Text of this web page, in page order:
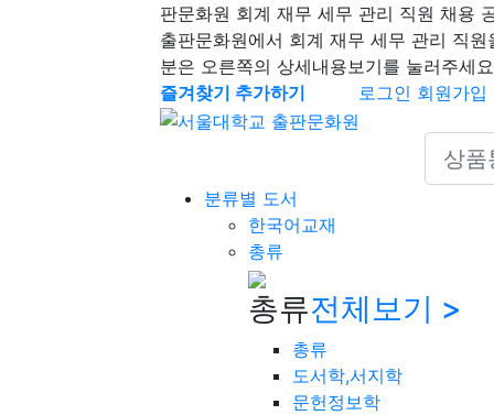
판문화원 회계 재무 세무 관리 직원 채용
출판문화원에서 회계 재무 세무 관리 직
분은 오른쪽의 상세내용보기를 눌러주세
즐겨찾기 추가하기
로그인 회원가입
Search
분류별 도서
한국어교재
총류
총류전체보기 >
총류
도서학,서지학
문헌정보학